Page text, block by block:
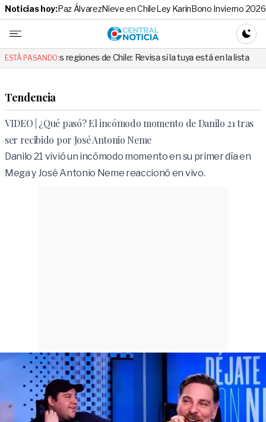
Noticias hoy:Paz ÁlvarezNieve en ChileLey KarinBono Invierno 2026
Central
ESTÁ PASANDO:de Chile: Revisa si la tuya está en la lista “Cuando
Tendencia
VIDEO | ¿Qué pasó? El incómodo momento de Danilo 21 tras
ser recibido por José Antonio Neme
Danilo 21 vivió un incómodo momento en su primer día en
Mega y José Antonio Neme reaccionó en vivo.